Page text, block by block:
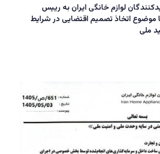
لوازم خانگی ایران به رییس
موضوع اتخاذ تصمیم اقتضایی در شرایط
ملی